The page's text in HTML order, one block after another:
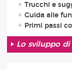
Trucchi e
Guida alle
Primi passi
Lo sviluppo di